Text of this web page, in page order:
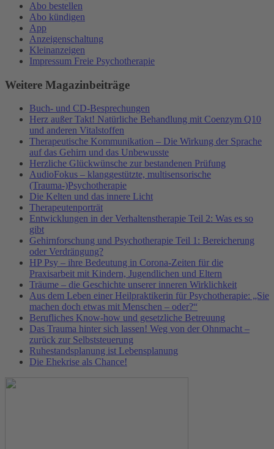
Abo bestellen
Abo kündigen
App
Anzeigenschaltung
Kleinanzeigen
Impressum Freie Psychotherapie
Weitere Magazinbeiträge
Buch- und CD-Besprechungen
Herz außer Takt! Natürliche Behandlung mit Coenzym Q10
und anderen Vitalstoffen
Therapeutische Kommunikation – Die Wirkung der Sprache
auf das Gehirn und das Unbewusste
Herzliche Glückwünsche zur bestandenen Prüfung
AudioFokus – klanggestützte, multisensorische
(Trauma-)Psychotherapie
Die Kelten und das innere Licht
Therapeutenporträt
Entwicklungen in der Verhaltenstherapie Teil 2: Was es so
gibt
Gehirnforschung und Psychotherapie Teil 1: Bereicherung
oder Verdrängung?
HP Psy – ihre Bedeutung in Corona-Zeiten für die
Praxisarbeit mit Kindern, Jugendlichen und Eltern
Träume – die Geschichte unserer inneren Wirklichkeit
Aus dem Leben einer Heilpraktikerin für Psychotherapie: „Sie
machen doch etwas mit Menschen – oder?“
Berufliches Know-how und gesetzliche Betreuung
Das Trauma hinter sich lassen! Weg von der Ohnmacht –
zurück zur Selbststeuerung
Ruhestandsplanung ist Lebensplanung
Die Ehekrise als Chance!